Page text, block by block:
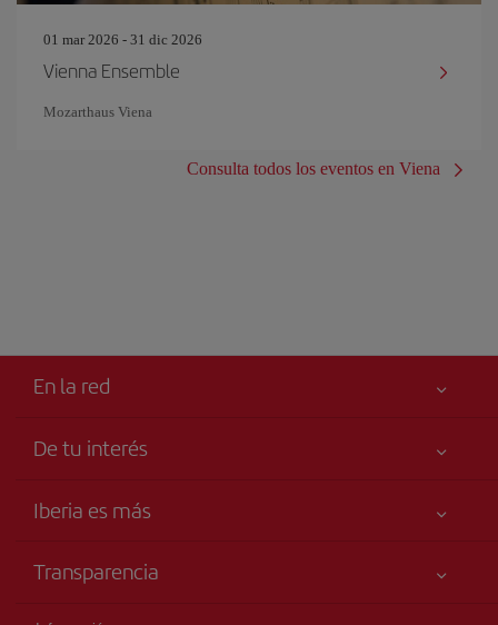
01 mar 2026 - 31 dic 2026
Vienna Ensemble
Mozarthaus Viena
Consulta todos los eventos en Viena
En la red
De tu interés
Tu seguridad es lo primero
Iberia es más
Talento a bordo
Grupo Iberia
Transparencia